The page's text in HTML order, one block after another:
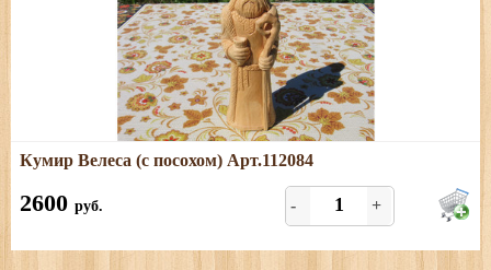
Подробнее
Размеры: длина - 9 см; ширина - 6 см; высота - 26 см
Кумир Велеса (с посохом) Арт.112084
2600 руб. - +